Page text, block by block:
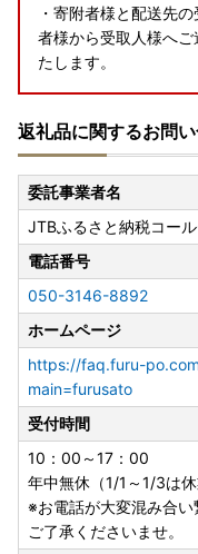
・寄附者様と配送先
者様から受取人様へ
たします。
返礼品に関するお問
委託事業者名
JTBふるさと納税コー
電話番号
050-3146-8892
ホームページ
https://faq.furu-
main=furusato
受付時間
10：00～17：00
年中無休（1/1～1/3は休
※お電話が大変混み合い
ご了承くださいませ。